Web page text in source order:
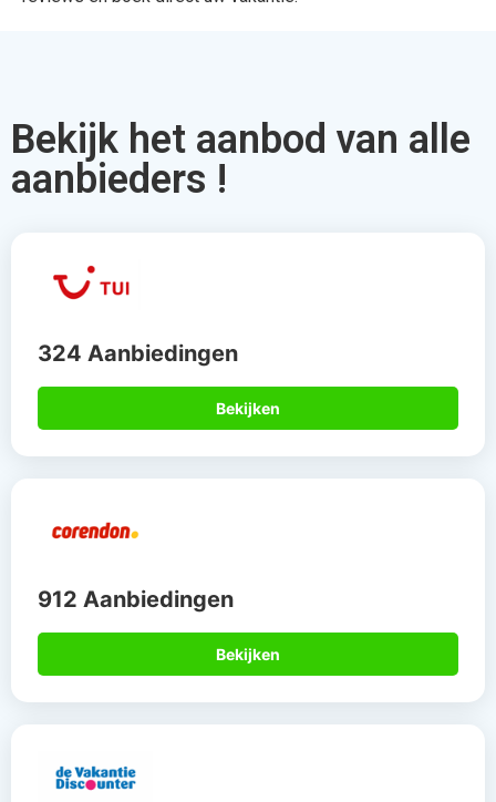
Bekijk het aanbod van alle
aanbieders !
324 Aanbiedingen
Bekijken
912 Aanbiedingen
Bekijken